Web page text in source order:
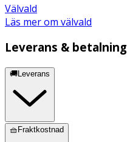
Välvald
Läs mer om välvald
Leverans & betalning
🚚Leverans
🧺Fraktkostnad